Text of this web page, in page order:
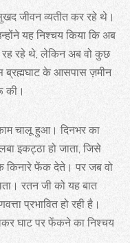
जीवन व्यतीत कर रहे थे।
यह निश्चय किया कि अब
रह रहे थे, लेकिन अब वो कुछ
के आसपास ज़मीन
की।
चालू हुआ। दिनभर का
इकट्ठा हो जाता, जिसे
किनारे फेंक देते। पर जब वो
रतन जी को यह बात
प्रभावित हो रही है।
घाट पर फेंकने का निश्चय